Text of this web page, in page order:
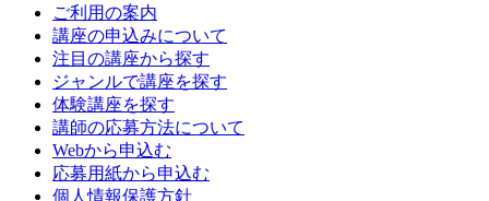
ご利用の案内
講座の申込みについて
注目の講座から探す
ジャンルで講座を探す
体験講座を探す
講師の応募方法について
Webから申込む
応募用紙から申込む
個人情報保護方針